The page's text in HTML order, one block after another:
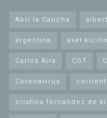
Abrí la Cancha
argentina axel
Carlos Aira CGT
Coronavirus
cristina fernandez de